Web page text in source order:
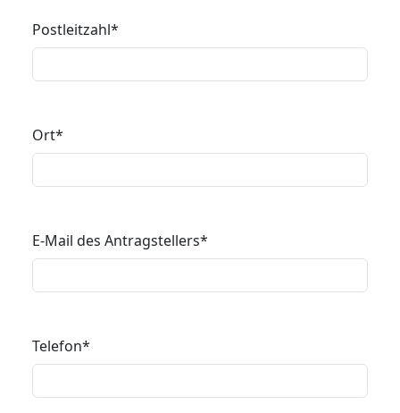
Postleitzahl*
Ort*
E-Mail des Antragstellers*
Telefon*